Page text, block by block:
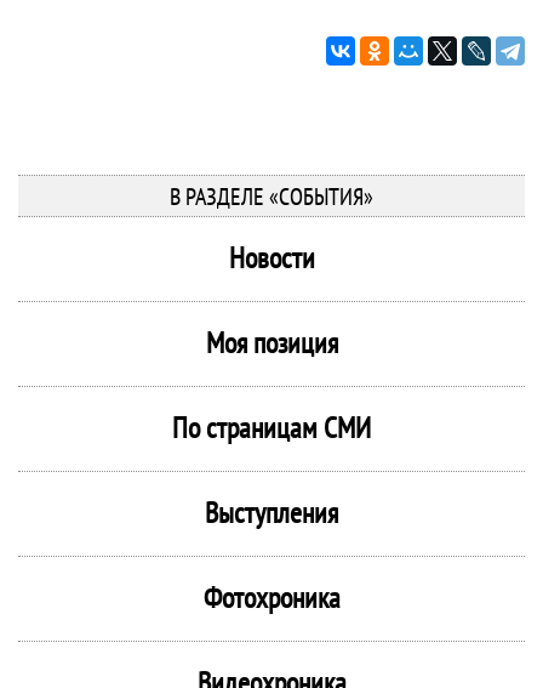
В РАЗДЕЛЕ «СОБЫТИЯ»
Новости
Моя позиция
По страницам СМИ
Выступления
Фотохроника